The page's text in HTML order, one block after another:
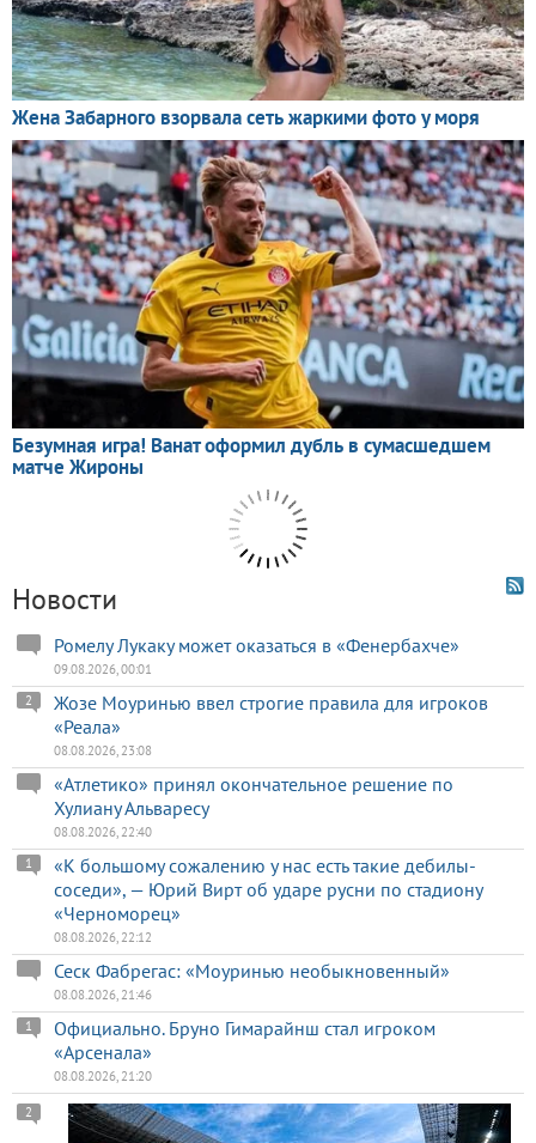
Новости
Ромелу Лукаку может оказаться в «Фенербахче»
09.08.2026, 00:01
Жозе Моуринью ввел строгие правила для игроков
«Реала»
2
08.08.2026, 23:08
«Атлетико» принял окончательное решение по
Хулиану Альваресу
08.08.2026, 22:40
«К большому сожалению у нас есть такие дебилы-
соседи», — Юрий Вирт об ударе русни по стадиону
«Черноморец»
1
08.08.2026, 22:12
Сеск Фабрегас: «Моуринью необыкновенный»
08.08.2026, 21:46
Официально. Бруно Гимарайнш стал игроком
«Арсенала»
1
08.08.2026, 21:20
2